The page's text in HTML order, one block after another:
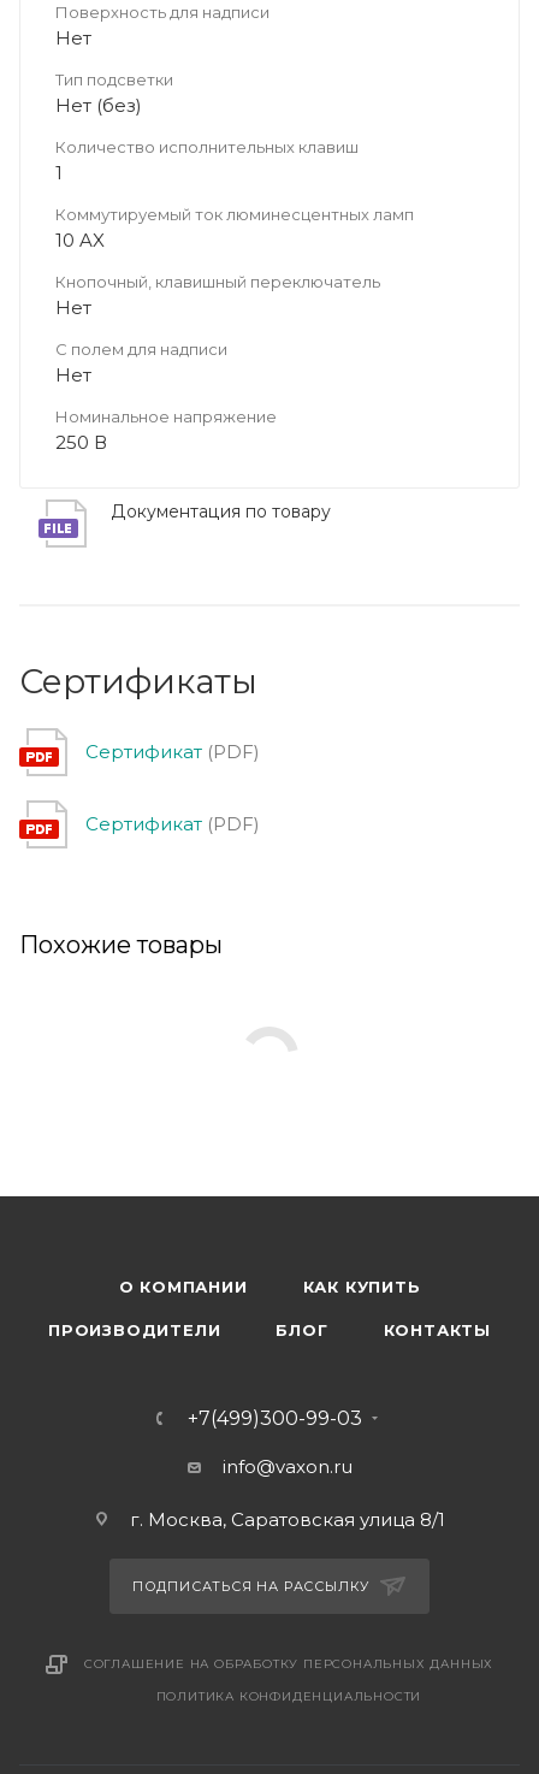
Поверхность для надписи
Нет
Тип подсветки
Нет (без)
Количество исполнительных клавиш
1
Коммутируемый ток люминесцентных ламп
10 AX
Кнопочный, клавишный переключатель
Нет
С полем для надписи
Нет
Номинальное напряжение
250 В
Документация по товару
Сертификаты
Сертификат (PDF)
Сертификат (PDF)
Похожие товары
О КОМПАНИИ КАК КУПИТЬ
ПРОИЗВОДИТЕЛИ БЛОГ КОНТАКТЫ
+7(499)300-99-03
info@vaxon.ru
г. Москва, Саратовская улица 8/1
ПОДПИСАТЬСЯ НА РАССЫЛКУ
СОГЛАШЕНИЕ НА ОБРАБОТКУ ПЕРСОНАЛЬНЫХ ДАННЫХ
ПОЛИТИКА КОНФИДЕНЦИАЛЬНОСТИ